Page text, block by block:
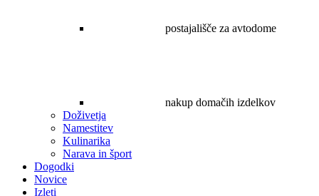
postajališče za avtodome
nakup domačih izdelkov
Doživetja
Namestitev
Kulinarika
Narava in šport
Dogodki
Novice
Izleti